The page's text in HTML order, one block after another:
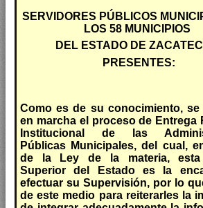
SERVIDORES PÚBLICOS
LOS 58 MUNICIPIOS
DEL ESTADO DE
PRESENTES:
Como es de su conocimiento, se
en marcha el proceso de Entrega
Institucional de las
Públicas Municipales, del cual,
de la Ley de la materia, esta
Superior del Estado es la
efectuar su Supervisión, por lo
de este medio para reiterarles la